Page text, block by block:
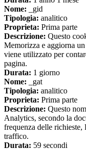
Nome: _gid
Tipologia: analitico
Proprieta: Prima parte
Descrizione: Questo
Memorizza e aggiorna
viene utilizzato per
pagina.
Durata: 1 giorno
Nome: _gat
Tipologia: analitico
Proprieta: Prima parte
Descrizione: Questo
Analytics, secondo la
frequenza delle
traffico.
Durata: 59 secondi